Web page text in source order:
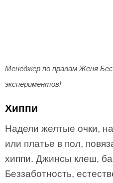
Менеджер по правам Женя
экспериментов!
Хиппи
Надели желтые очки,
или платье в пол,
хиппи. Джинсы клеш,
Беззаботность,